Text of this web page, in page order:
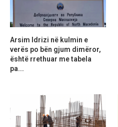
Arsim Idrizi në kulmin e
verës po bën gjum dimëror,
është rrethuar me tabela
pa...